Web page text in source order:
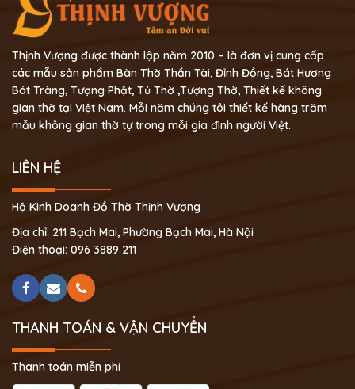
Thịnh Vượng được thành lập năm 2010 – là đơn vị cung cấp
các mẫu sản phẩm Bàn Thờ Thần Tài, Đỉnh Đồng, Bát Hương
Bát Tràng, Tượng Phật, Tủ Thờ ,Tượng Thờ, Thiết kế không
gian thờ tại Việt Nam. Mỗi năm chúng tôi thiết kế hàng trăm
mẫu không gian thờ tự trong mỗi gia đình người Việt.
LIÊN HỆ
Hộ Kinh Doanh Đồ Thờ Thịnh Vượng
Địa chỉ: 211 Bạch Mai, Phường Bạch Mai, Hà Nội
Điện thoại: 096 3889 211
THANH TOÁN & VẬN CHUYỂN
Thanh toán miễn phí